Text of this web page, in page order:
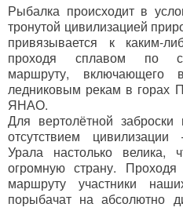
Рыбалка происходит в
тронутой цивилизацией
привязывается к каким-
проходя сплавом по
маршруту,
ледниковым рекам в горах
ЯНАО.
Для вертолётной
отсутствием
Урала настолько велика,
огромную страну.
маршруту участники
порыбачат на абсолютно